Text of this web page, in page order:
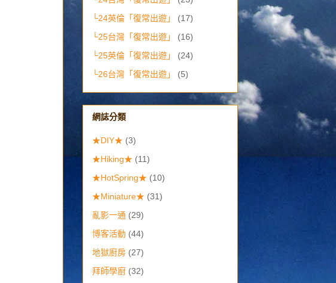
└24英倫「復常出遊」
(17)
└25台灣「復常出遊」
(16)
└25英倫「復常出遊」
(24)
└26台灣「復常出遊」
(5)
網誌分類
★DIY★ (3)
★Hiking★ (11)
★HotSpring★ (10)
★Miniature★ (31)
亂影一通 (29)
博客活動 (44)
地獄廚房 (27)
拜師學廚 (32)